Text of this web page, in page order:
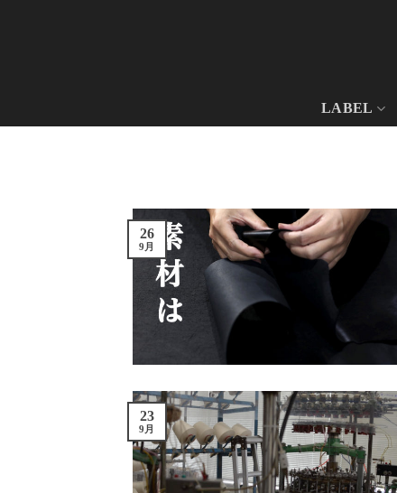
LABEL
26
9月
23
9月